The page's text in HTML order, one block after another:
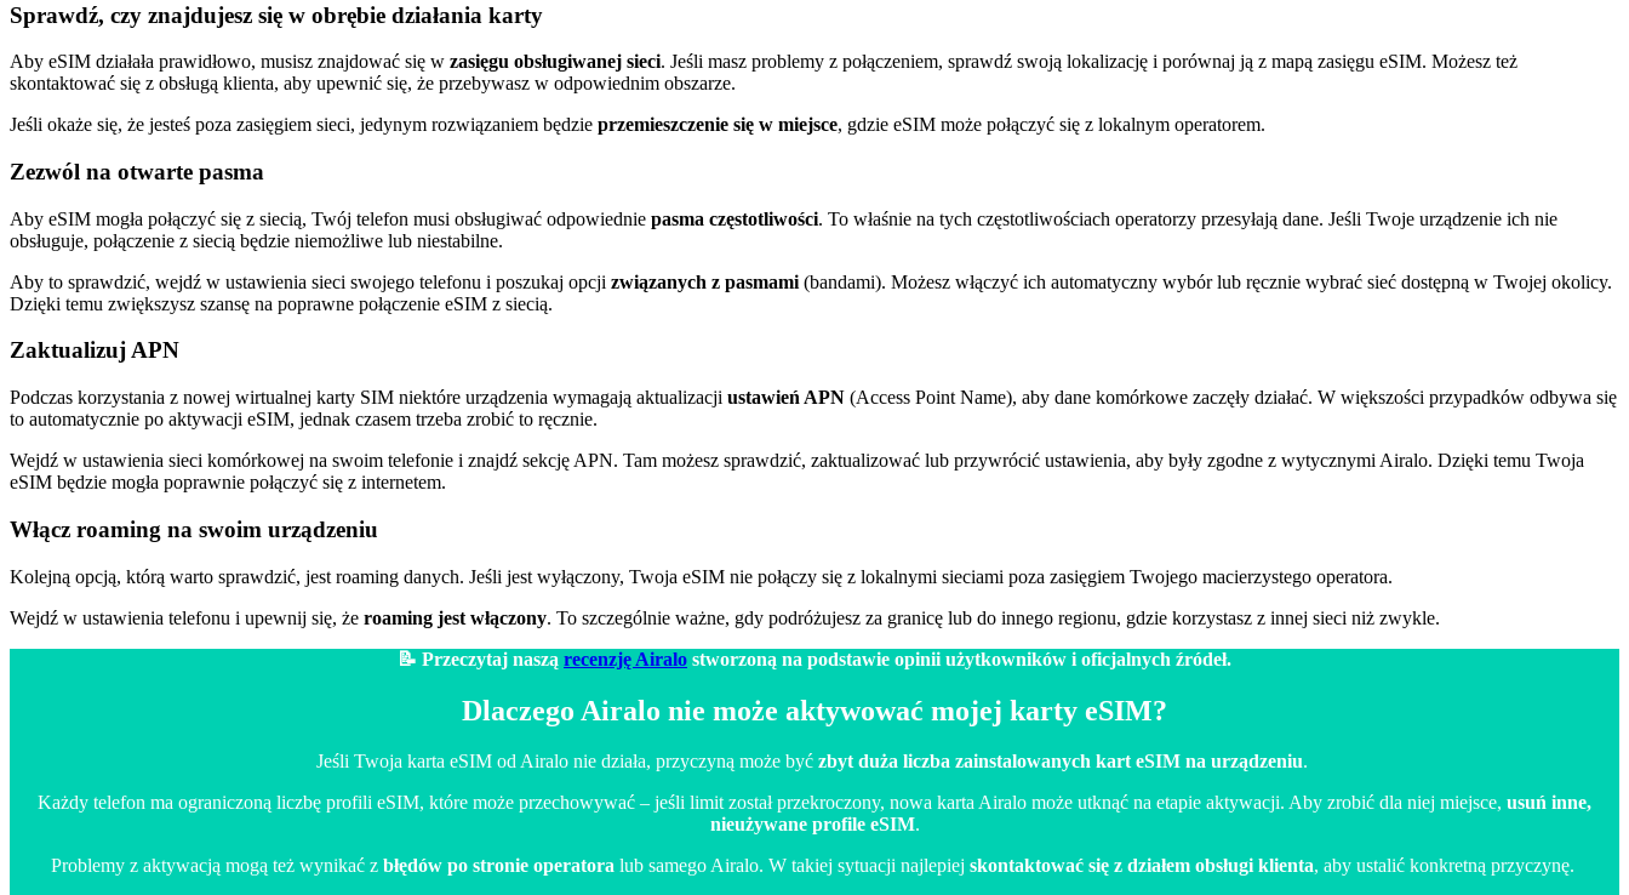
Sprawdź, czy znajdujesz się w obrębie działania karty
Aby eSIM działała prawidłowo, musisz znajdować się w zasięgu obsługiwanej sieci. Jeśli masz problemy z połączeniem, sprawdź swoją lokalizację i porównaj ją z mapą zasięgu eSIM. Możesz też
skontaktować się z obsługą klienta, aby upewnić się, że przebywasz w odpowiednim obszarze.
Jeśli okaże się, że jesteś poza zasięgiem sieci, jedynym rozwiązaniem będzie przemieszczenie się w miejsce, gdzie eSIM może połączyć się z lokalnym operatorem.
Zezwól na otwarte pasma
Aby eSIM mogła połączyć się z siecią, Twój telefon musi obsługiwać odpowiednie pasma częstotliwości. To właśnie na tych częstotliwościach operatorzy przesyłają dane. Jeśli Twoje urządzenie ich nie
obsługuje, połączenie z siecią będzie niemożliwe lub niestabilne.
Aby to sprawdzić, wejdź w ustawienia sieci swojego telefonu i poszukaj opcji związanych z pasmami (bandami). Możesz włączyć ich automatyczny wybór lub ręcznie wybrać sieć dostępną w Twojej okolicy.
Dzięki temu zwiększysz szansę na poprawne połączenie eSIM z siecią.
Zaktualizuj APN
Podczas korzystania z nowej wirtualnej karty SIM niektóre urządzenia wymagają aktualizacji ustawień APN (Access Point Name), aby dane komórkowe zaczęły działać. W większości przypadków odbywa się
to automatycznie po aktywacji eSIM, jednak czasem trzeba zrobić to ręcznie.
Wejdź w ustawienia sieci komórkowej na swoim telefonie i znajdź sekcję APN. Tam możesz sprawdzić, zaktualizować lub przywrócić ustawienia, aby były zgodne z wytycznymi Airalo. Dzięki temu Twoja
eSIM będzie mogła poprawnie połączyć się z internetem.
Włącz roaming na swoim urządzeniu
Kolejną opcją, którą warto sprawdzić, jest roaming danych. Jeśli jest wyłączony, Twoja eSIM nie połączy się z lokalnymi sieciami poza zasięgiem Twojego macierzystego operatora.
Wejdź w ustawienia telefonu i upewnij się, że roaming jest włączony. To szczególnie ważne, gdy podróżujesz za granicę lub do innego regionu, gdzie korzystasz z innej sieci niż zwykle.
📝 Przeczytaj naszą recenzję Airalo stworzoną na podstawie opinii użytkowników i oficjalnych źródeł.
Dlaczego Airalo nie może aktywować mojej karty eSIM?
Jeśli Twoja karta eSIM od Airalo nie działa, przyczyną może być zbyt duża liczba zainstalowanych kart eSIM na urządzeniu.
Każdy telefon ma ograniczoną liczbę profili eSIM, które może przechowywać – jeśli limit został przekroczony, nowa karta Airalo może utknąć na etapie aktywacji. Aby zrobić dla niej miejsce, usuń inne,
nieużywane profile eSIM.
Problemy z aktywacją mogą też wynikać z błędów po stronie operatoralub samego Airalo. W takiej sytuacji najlepiej skontaktować się z działem obsługi klienta, aby ustalić konkretną przyczynę.